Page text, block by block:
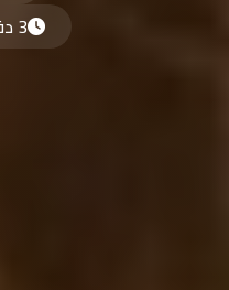
3 دقائق قراءة